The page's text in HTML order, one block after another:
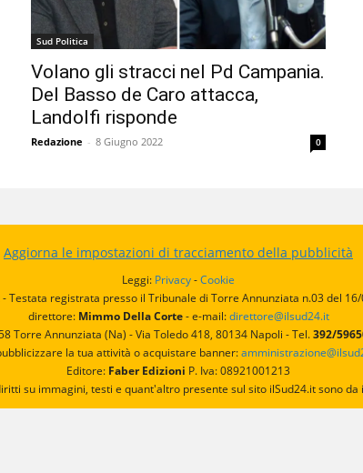
Sud Politica
Volano gli stracci nel Pd Campania.
Del Basso de Caro attacca,
Landolfi risponde
Redazione - 8 Giugno 2022 0
Aggiorna le impostazioni di tracciamento della pubblicità
Leggi: Privacy-Cookie
- Testata registrata presso il Tribunale di Torre Annunziata n.03 del
direttore:Mimmo Della Corte- e-mail:direttore@ilsud24.it
Torre Annunziata (Na) - Via Toledo 418, 80134 Napoli - Tel.392/
la tua attività o acquistare banner:
Editore: Faber Edizioni P. Iva: 08921001213
su immagini, testi e quant'altro presente sul sito ilSud24.it sono